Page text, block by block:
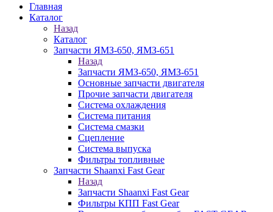
Главная
Каталог
Назад
Каталог
Запчасти ЯМЗ-650, ЯМЗ-651
Назад
Запчасти ЯМЗ-650, ЯМЗ-651
Основные запчасти двигателя
Прочие запчасти двигателя
Система охлаждения
Система питания
Система смазки
Сцепление
Система выпуска
Фильтры топливные
Запчасти Shaanxi Fast Gear
Назад
Запчасти Shaanxi Fast Gear
Фильтры КПП Fast Gear